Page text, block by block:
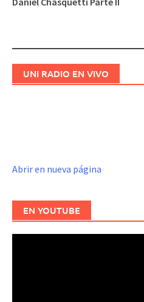
UNI RADIO EN VIVO
Abrir en nueva página
EN YOUTUBE